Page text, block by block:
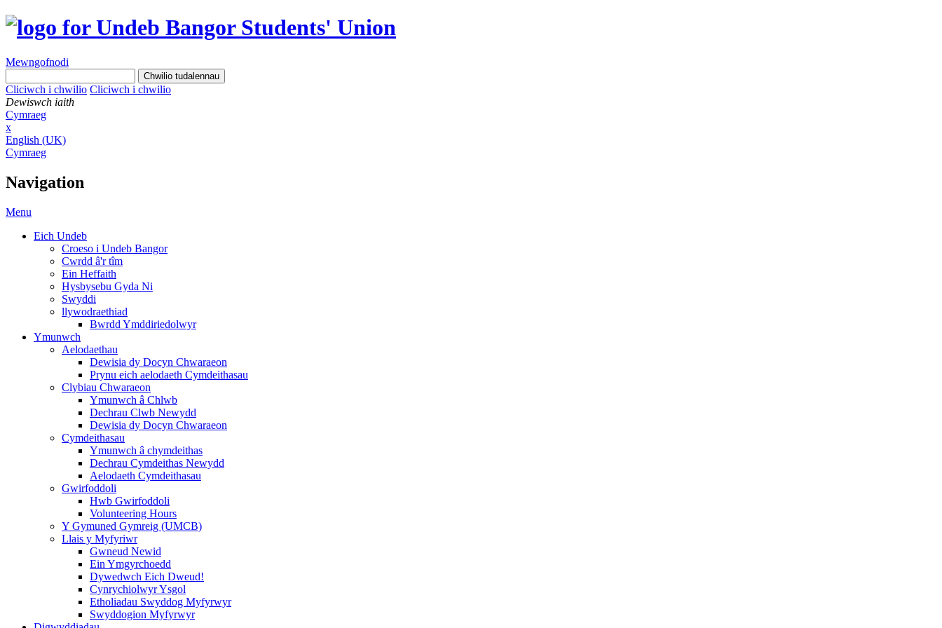
Mewngofnodi
Cliciwch i chwilio Cliciwch i chwilio
Dewiswch iaith
Cymraeg
x
English (UK)
Cymraeg
Navigation
Menu
Eich Undeb
Croeso i Undeb Bangor
Cwrdd â'r tîm
Ein Heffaith
Hysbysebu Gyda Ni
Swyddi
llywodraethiad
Bwrdd Ymddiriedolwyr
Ymunwch
Aelodaethau
Dewisia dy Docyn Chwaraeon
Prynu eich aelodaeth Cymdeithasau
Clybiau Chwaraeon
Ymunwch â Chlwb
Dechrau Clwb Newydd
Dewisia dy Docyn Chwaraeon
Cymdeithasau
Ymunwch â chymdeithas
Dechrau Cymdeithas Newydd
Aelodaeth Cymdeithasau
Gwirfoddoli
Hwb Gwirfoddoli
Volunteering Hours
Y Gymuned Gymreig (UMCB)
Llais y Myfyriwr
Gwneud Newid
Ein Ymgyrchoedd
Dywedwch Eich Dweud!
Cynrychiolwyr Ysgol
Etholiadau Swyddog Myfyrwyr
Swyddogion Myfyrwyr